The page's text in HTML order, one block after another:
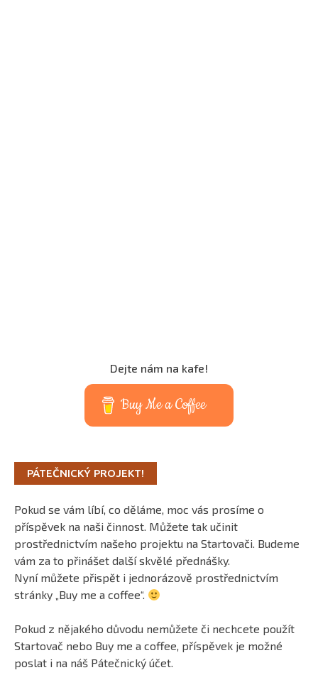
Dejte nám na kafe!
Buy Me a Coffee
PÁTEČNICKÝ PROJEKT!
Pokud se vám líbí, co děláme, moc vás prosíme o
příspěvek na naši činnost. Můžete tak učinit
prostřednictvím našeho projektu na Startovači. Budeme
vám za to přinášet další skvělé přednášky.
Nyní můžete přispět i jednorázově prostřednictvím
stránky „Buy me a coffee“.
Pokud z nějakého důvodu nemůžete či nechcete použít
Startovač nebo Buy me a coffee, příspěvek je možné
poslat i na náš Pátečnický účet.